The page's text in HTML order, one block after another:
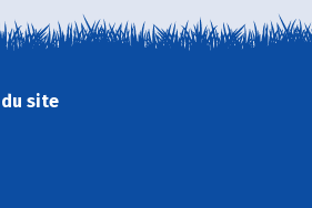
site